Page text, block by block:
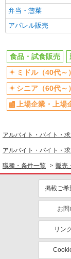
食品・試食販売
同じ特徴から求
未経験歓迎
土日祝休み
上場企業・上場企業
社
弁当・惣菜
アパレル販売
食品・試食販売
ミドル（40代～
シニア（60代～
上場企業・上
アルバイト・バイト・
アルバイト・バイト・
職種・条件一覧 販売
掲載ご希
お問
リン